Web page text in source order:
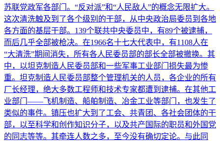
苏联党政军各部门。“反对派”和“人民敌人”的概念无限扩大。
这次清洗触及到了各个级别的干部，从中央政治局委员到各地
各方面的基层干部。139个联共中央委员中，有89个被逮捕，
而后几乎全部被枪决。在1966名十七大代表中，有1108人在
“大清洗”期间消失，所有各人民委员部的部长全部被撤换。其
中，以坦克制造人民委员部和一些军事工业部门损失最为惨
重。坦克制造人民委员部整个管理机关的人员，各企业的所有
厂长经理，绝大多数工程师和技术专家都遭到逮捕。在其他工
业部门——飞机制造、船舶制造、冶金工业等部门，也发生了
类似的事件。镇压也扩大到了工会、共青团、各社会团体的干
部，以至科学和创作知识分子，以及共产国际的职员和外国党
的同志等等。其牵连人数之多，至今没有确切定论。与此同